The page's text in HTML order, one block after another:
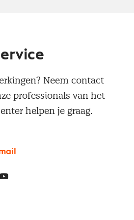
Neem contact
professionals van het
helpen je graag.
YouTube